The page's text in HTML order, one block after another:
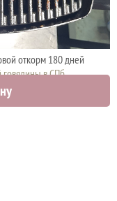
откорм 180 дней
говядины в СПб